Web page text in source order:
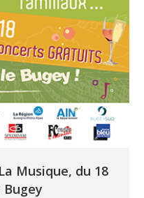
Musique, du 18
Bugey